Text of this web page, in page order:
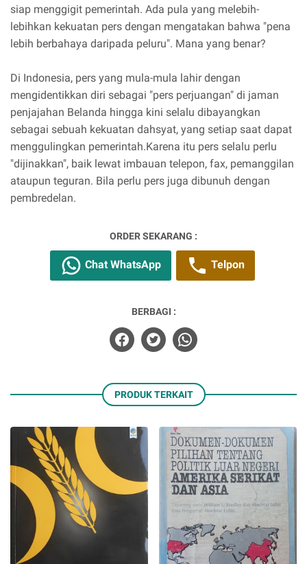
siap menggigit pemerintah. Ada pula yang melebih-
lebihkan kekuatan pers dengan mengatakan bahwa "pena
lebih berbahaya daripada peluru". Mana yang benar?
Di Indonesia, pers yang mula-mula lahir dengan
mengidentikkan diri sebagai "pers perjuangan" di jaman
penjajahan Belanda hingga kini selalu dibayangkan
sebagai sebuah kekuatan dahsyat, yang setiap saat dapat
menggulingkan pemerintah.Karena itu pers selalu perlu
"dijinakkan", baik lewat imbauan telepon, fax, pemanggilan
ataupun teguran. Bila perlu pers juga dibunuh dengan
pembredelan.
ORDER SEKARANG :
Chat WhatsApp Telpon
BERBAGI :
PRODUK TERKAIT